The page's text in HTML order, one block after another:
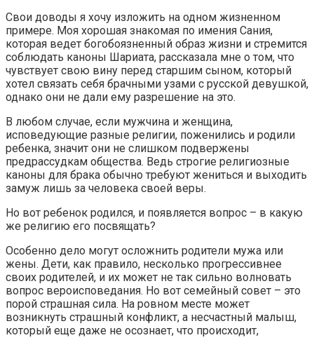
Свои доводы я хочу изложить на одном жизненном
примере. Моя хорошая знакомая по имения Сания,
которая ведет богобоязненный образ жизни и стремится
соблюдать каноны Шариата, рассказала мне о том, что
чувствует свою вину перед старшим сыном, который
хотел связать себя брачными узами с русской девушкой,
однако они не дали ему разрешение на это.
В любом случае, если мужчина и женщина,
исповедующие разные религии, поженились и родили
ребенка, значит они не слишком подвержены
предрассудкам общества. Ведь строгие религиозные
каноны для брака обычно требуют жениться и выходить
замуж лишь за человека своей веры.
Но вот ребенок родился, и появляется вопрос – в какую
же религию его посвящать?
Особенно дело могут осложнить родители мужа или
жены. Дети, как правило, несколько прогрессивнее
своих родителей, и их может не так сильно волновать
вопрос вероисповедания. Но вот семейный совет – это
порой страшная сила. На ровном месте может
возникнуть страшный конфликт, а несчастный малыш,
который еще даже не осознает, что происходит,